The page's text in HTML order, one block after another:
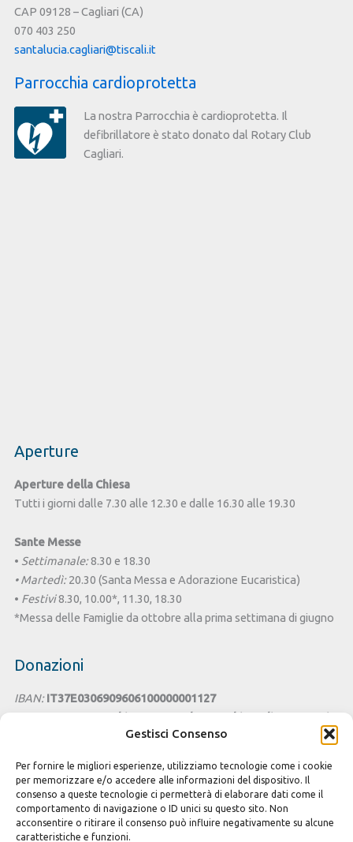
Gestisci Consenso
Per fornire le migliori esperienze, utilizziamo tecnologie come i cookie
per memorizzare e/o accedere alle informazioni del dispositivo. Il
consenso a queste tecnologie ci permetterà di elaborare dati come il
comportamento di navigazione o ID unici su questo sito. Non
acconsentire o ritirare il consenso può influire negativamente su alcune
caratteristiche e funzioni.
CAP 09128 – Cagliari (CA)
070 403 250
santalucia.cagliari@tiscali.it
Parrocchia cardioprotetta
La nostra Parrocchia è cardioprotetta. Il
defibrillatore è stato donato dal Rotary Club
Cagliari.
Aperture
Aperture della Chiesa
Tutti i giorni dalle 7.30 alle 12.30 e dalle 16.30 alle 19.30
Sante Messe
• Settimanale:8.30 e 18.30
• Martedì:20.30 (Santa Messa e Adorazione Eucaristica)
• Festivi8.30, 10.00*, 11.30, 18.30
*Messa delle Famiglie da ottobre alla prima settimana di giugno
Donazioni
IBAN: IT37E0306909606100000001127
Intestato a:Parrocchia San Benedetto - Chiesa di Santa Lucia
Cesta della Solidarietà
Seguici sui Social